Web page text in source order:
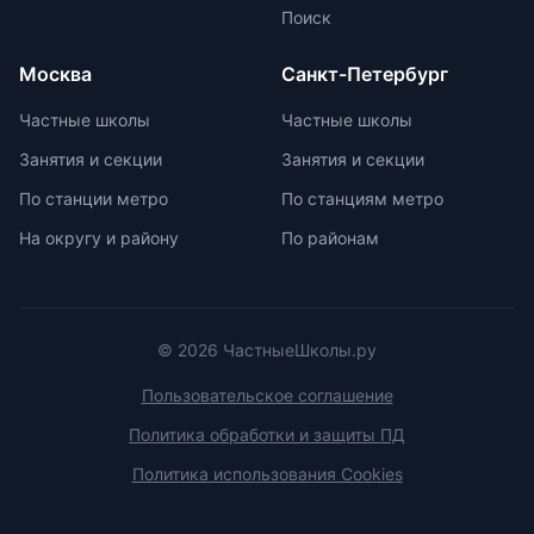
развития ребенка. При выборе
частной школы необходимо
недостатки, а также финансовые
возможности семьи. Важно
образовательной лицензии и
платных образовательных услуг.
Поиск
Москва
Частные школы
Занятия и секции
По станции метро
На округу и району
Санкт-Петербург
Частные школы
Занятия и секции
По станциям метро
По районам
© 2026 ЧастныеШколы.ру
Пользовательское соглашение
Политика обработки и защиты ПД
Политика использования Cookies